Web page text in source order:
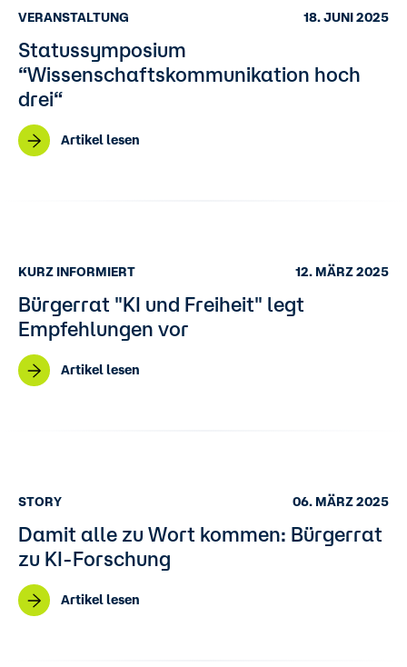
VERANSTALTUNG 18. JUNI 2025
Statussymposium
“Wissenschaftskommunikation hoch
drei“
Artikel lesen
KURZ INFORMIERT 12. MÄRZ 2025
Bürgerrat "KI und Freiheit" legt
Empfehlungen vor
Artikel lesen
STORY 06. MÄRZ 2025
Damit alle zu Wort kommen: Bürgerrat
zu KI-Forschung
Artikel lesen